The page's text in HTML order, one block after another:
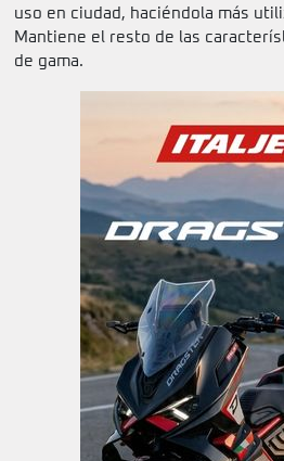
uso en ciudad, haciéndola más
Mantiene el resto de las
de gama.